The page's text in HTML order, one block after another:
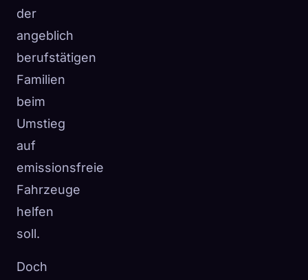
der
angeblich
berufstätigen
Familien
beim
Umstieg
auf
emissionsfreie
Fahrzeuge
helfen
soll.
Doch